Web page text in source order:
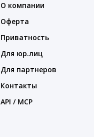
О компании
Оферта
Приватность
Для юр.лиц
Для партнеров
Контакты
API / MCP